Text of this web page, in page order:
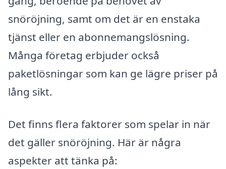
snöröjning, samt om det är en enstaka
tjänst eller en abonnemangslösning.
Många företag erbjuder också
paketlösningar som kan ge lägre priser på
lång sikt.
Det finns flera faktorer som spelar in när
det gäller snöröjning. Här är några
aspekter att tänka på: